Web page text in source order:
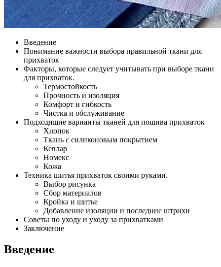
Введение
Понимание важности выбора правильной ткани для
прихваток
Факторы, которые следует учитывать при выборе ткани
для прихваток.
Термостойкость
Прочность и изоляция
Комфорт и гибкость
Чистка и обслуживание
Подходящие варианты тканей для пошива прихваток
Хлопок
Ткань с силиконовым покрытием
Кевлар
Номекс
Кожа
Техника шитья прихваток своими руками.
Выбор рисунка
Сбор материалов
Кройка и шитье
Добавление изоляции и последние штрихи
Советы по уходу и уходу за прихватками
Заключение
Введение